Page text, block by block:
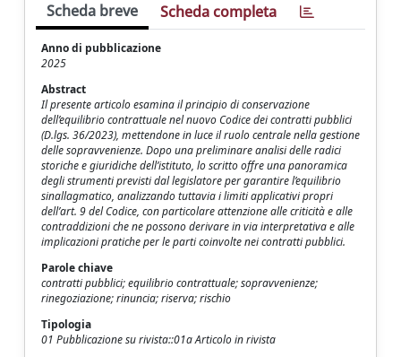
Scheda breve Scheda completa
Anno di pubblicazione
2025
Abstract
Il presente articolo esamina il principio di conservazione
dell’equilibrio contrattuale nel nuovo Codice dei contratti pubblici
(D.lgs. 36/2023), mettendone in luce il ruolo centrale nella gestione
delle sopravvenienze. Dopo una preliminare analisi delle radici
storiche e giuridiche dell’istituto, lo scritto offre una panoramica
degli strumenti previsti dal legislatore per garantire l’equilibrio
sinallagmatico, analizzando tuttavia i limiti applicativi propri
dell’art. 9 del Codice, con particolare attenzione alle criticità e alle
contraddizioni che ne possono derivare in via interpretativa e alle
implicazioni pratiche per le parti coinvolte nei contratti pubblici.
Parole chiave
contratti pubblici; equilibrio contrattuale; sopravvenienze;
rinegoziazione; rinuncia; riserva; rischio
Tipologia
01 Pubblicazione su rivista::01a Articolo in rivista